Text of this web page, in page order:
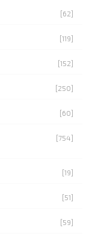
[62]
[119]
[152]
[250]
[60]
[754]
[19]
[51]
[59]